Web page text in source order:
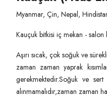
Myanmar, Çin, Nepal,
Kauçuk bitkisi iç mekan -
Aşırı sıcak, çok soğuk ve
zaman zaman yaprak
gerekmektedir.Soğuk ve sert
alınmamalıdır,zaman zaman